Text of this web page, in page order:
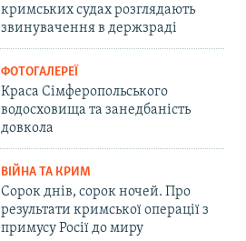
кримських судах розглядають
звинувачення в держзраді
ФОТОГАЛЕРЕЇ
Краса Сімферопольського
водосховища та занедбаність
довкола
ВІЙНА ТА КРИМ
Сорок днів, сорок ночей. Про
результати кримської операції з
примусу Росії до миру